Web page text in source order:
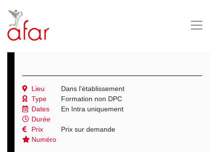
Lieu
Dans l'établissement
Type
Formation non DPC
Dates
En Intra uniquement
Durée
Prix
Prix sur demande
Numéro